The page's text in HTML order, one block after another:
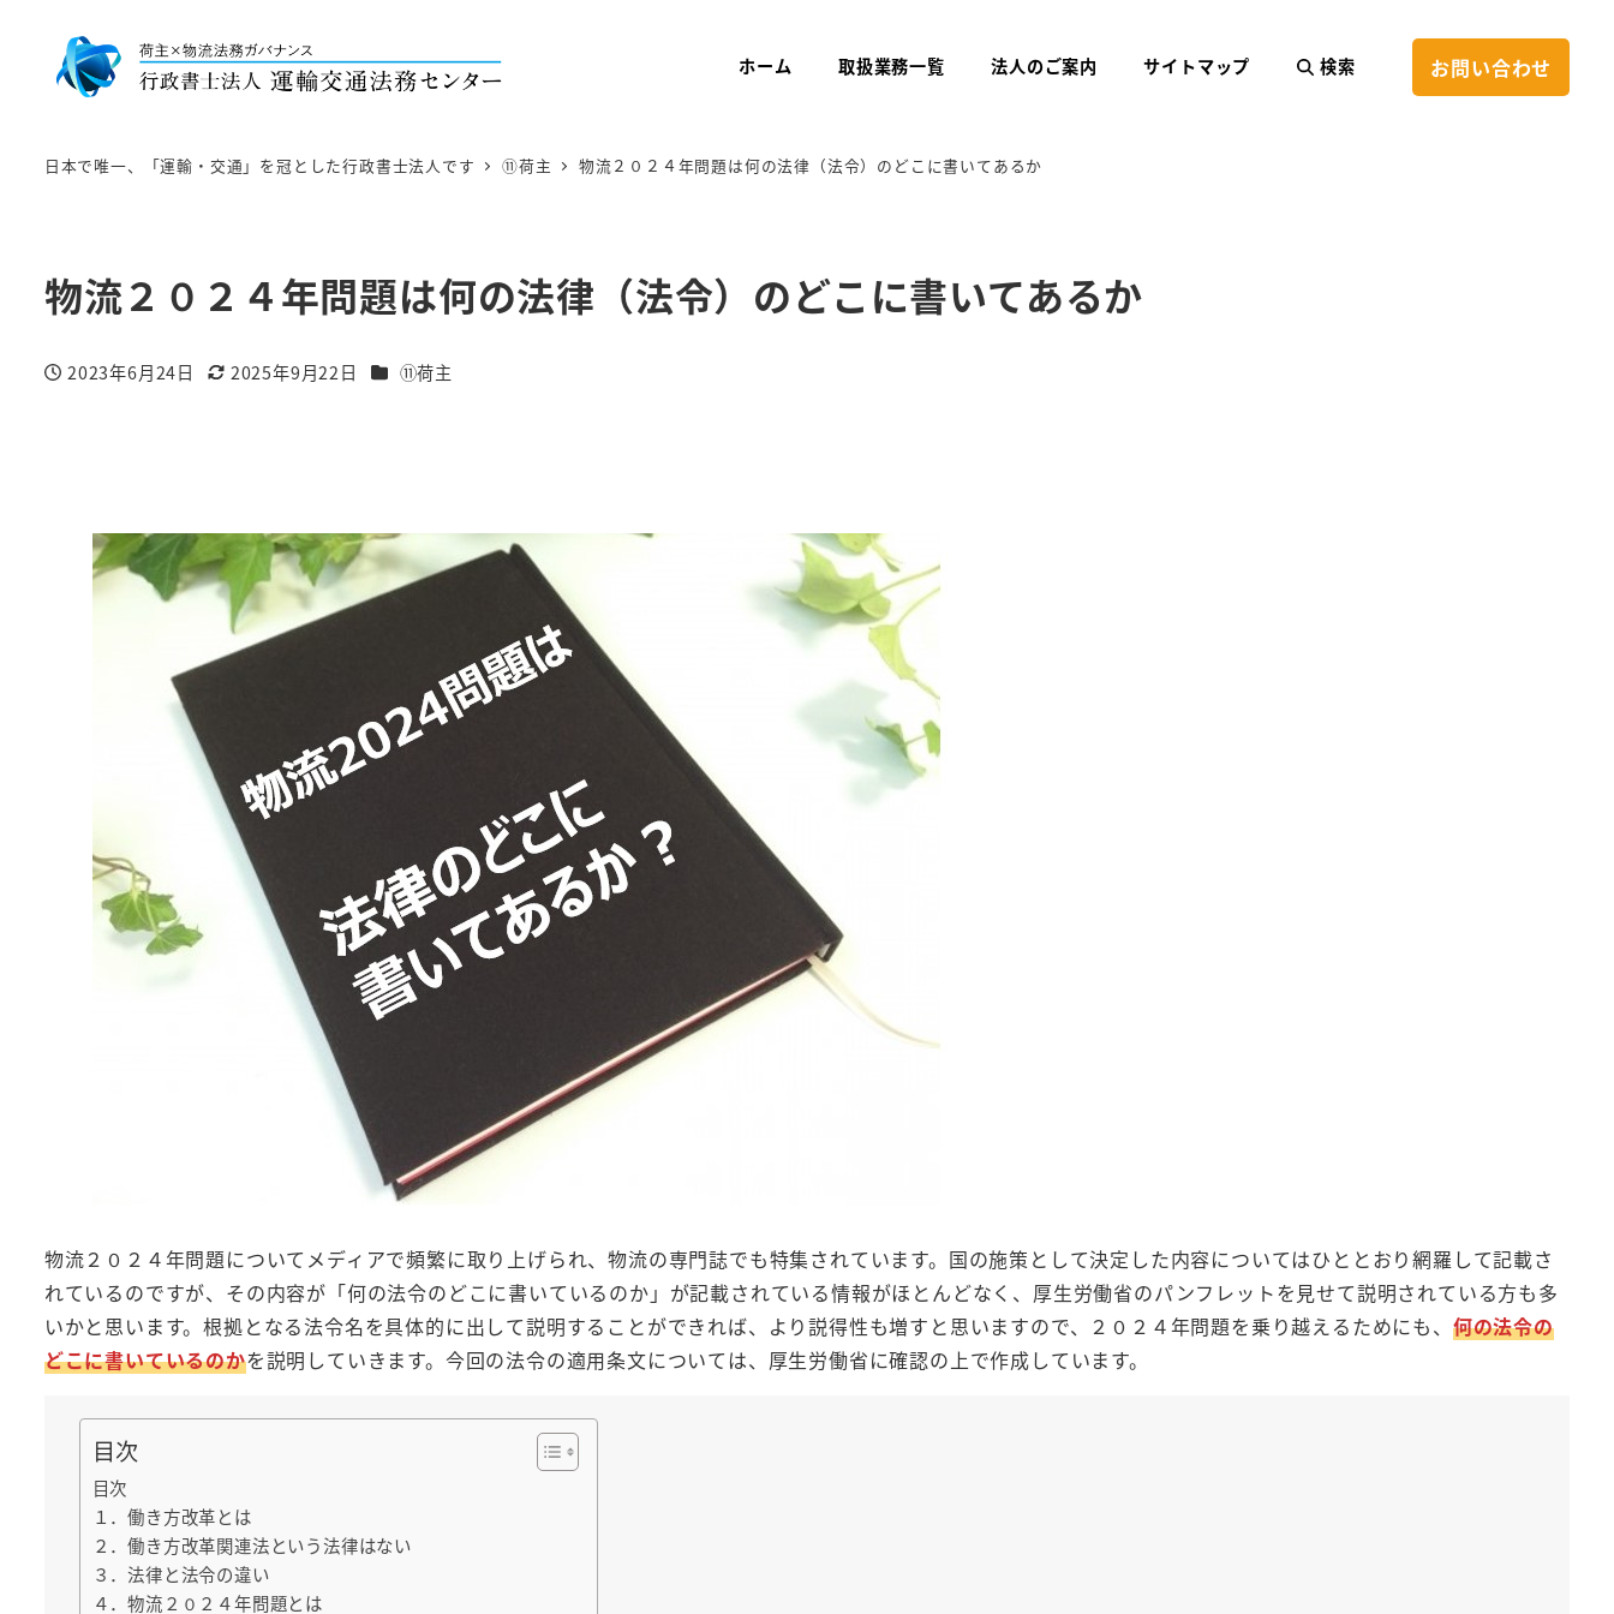
ホーム 取扱業務一覧 法人のご案内 サイトマップ 検索 お問い合わせ
日本で唯一、「運輸・交通」を冠とした行政書士法人です ⑪荷主 物流２０２４年問題は何の法律（法令）のどこに書いてあるか
物流２０２４年問題は何の法律（法令）のどこに書いてあるか
投稿日
2023年6月24日
更新日
2025年9月22日 カテゴリー
⑪荷主
物流２０２４年問題についてメディアで頻繁に取り上げられ、物流の専門誌でも特集されています。国の施策として決定した内容についてはひととおり網羅して記載さ
れているのですが、その内容が「何の法令のどこに書いているのか」が記載されている情報がほとんどなく、厚生労働省のパンフレットを見せて説明されている方も多
いかと思います。根拠となる法令名を具体的に出して説明することができれば、より説得性も増すと思いますので、２０２４年問題を乗り越えるためにも、 何の法令の
どこに書いているのかを説明していきます。今回の法令の適用条文については、厚生労働省に確認の上で作成しています。
目次
目次
１．働き方改革とは
２．働き方改革関連法という法律はない
３．法律と法令の違い
４．物流２０２４年問題とは